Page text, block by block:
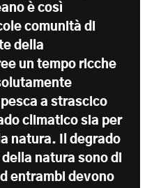
è così
comunità di
della
un tempo ricche
a strascico
climatico sia per
natura. Il degrado
natura sono di
entrambi devono